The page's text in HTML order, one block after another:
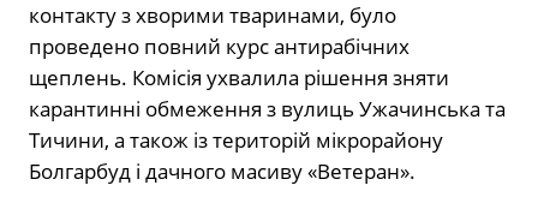
контакту з хворими тваринами, було
проведено повний курс антирабічних
щеплень. Комісія ухвалила рішення зняти
карантинні обмеження з вулиць Ужачинська та
Тичини, а також із територій мікрорайону
Болгарбуд і дачного масиву «Ветеран».